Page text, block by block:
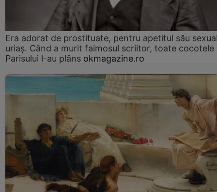
Era adorat de prostituate, pentru apetitul său
uriaș. Când a murit faimosul scriitor, toate cocotele
Parisului l-au plâns okmagazine.ro